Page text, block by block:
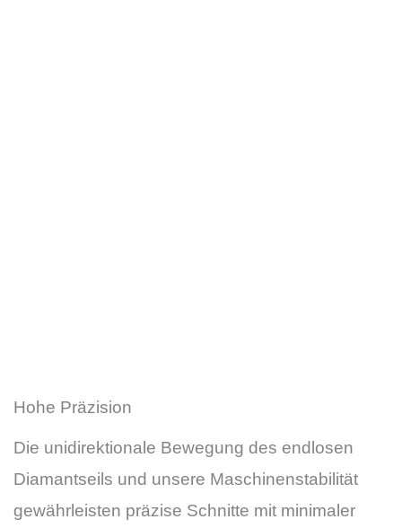
Hohe Präzision
Die unidirektionale Bewegung des endlosen
Diamantseils und unsere Maschinenstabilität
gewährleisten präzise Schnitte mit minimaler